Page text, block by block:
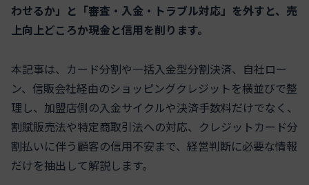
わせるか」と「審査・入金・トラブル対応」を外すと、売
上向上どころか現金と信用を削ります。
本記事は、カード分割や一括入金型分割決済、自社ロー
ン、信販会社経由のショッピングクレジットを横並びで整
理し、加盟店側の入金サイクルや決済手数料だけでなく、
割賦販売法や特定商取引法への対応、クレジットカード分
割払いに伴う顧客の信用不安まで、経営判断に必要な情報
だけを抽出して解説します。